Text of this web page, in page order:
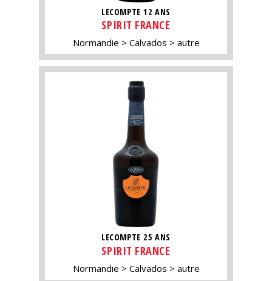
LECOMPTE 12 ANS
SPIRIT FRANCE
Normandie Calvados autre
LECOMPTE 25 ANS
SPIRIT FRANCE
Normandie Calvados autre